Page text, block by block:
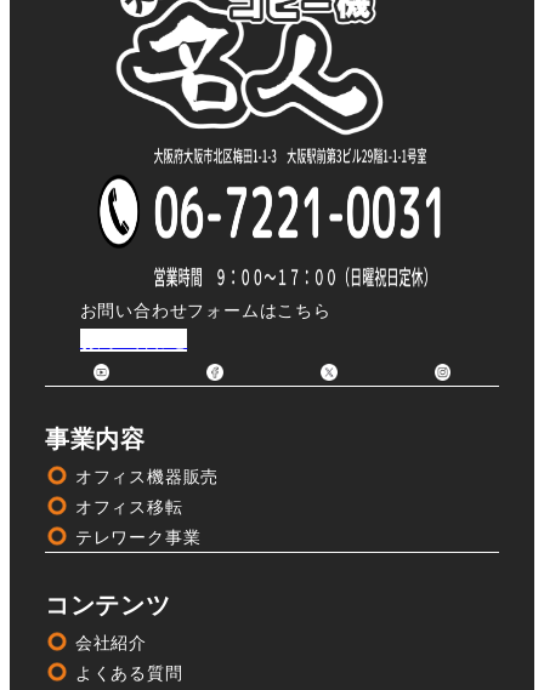
お問い合わせフォームはこちら
事業内容
オフィス機器販売
オフィス移転
テレワーク事業
コンテンツ
会社紹介
よくある質問